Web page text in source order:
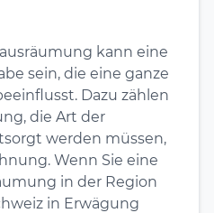
kann eine
sein, die eine ganze
Dazu zählen
die Art der
werden müssen,
Wenn Sie eine
in der Region
in Erwägung